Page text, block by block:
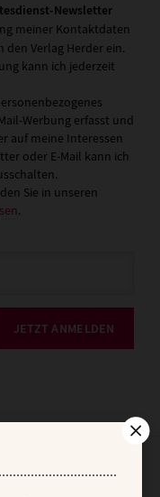
Newsletter
meiner Kontaktdaten
den Verlag Herder ein.
kann ich jederzeit
Werbung erfasst und
auf meine Interessen
oder E-Mail kann ich
Sie in unseren
.
JETZT ANMELDEN
Barrierefreiheit